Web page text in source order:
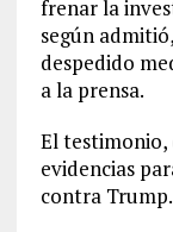
frenar la
según
despedido
a la prensa.
El testimonio,
evidencias
contra Trump.